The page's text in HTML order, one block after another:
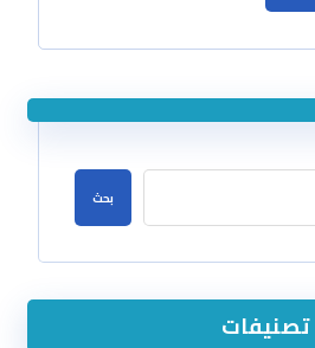
بحث
تصنيفات